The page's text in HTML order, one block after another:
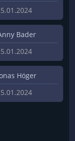
Bader
Höger